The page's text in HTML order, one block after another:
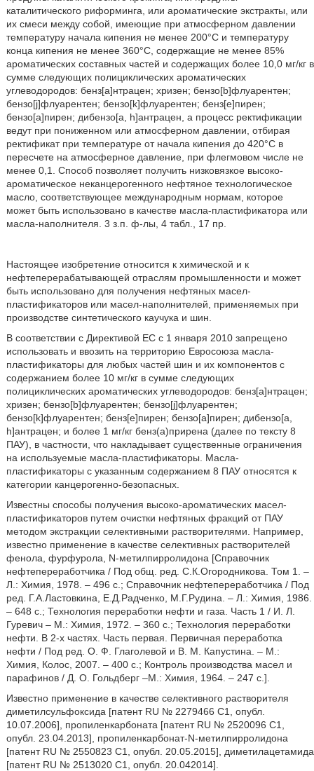
каталитического риформинга, или ароматические экстракты, или
их смеси между собой, имеющие при атмосферном давлении
температуру начала кипения не менее 200°С и температуру
конца кипения не менее 360°С, содержащие не менее 85%
ароматических составных частей и содержащих более 10,0 мг/кг в
сумме следующих полициклических ароматических
углеводородов: бенз[а]нтрацен; хризен; бензо[b]флуарентен;
бензо[j]флуарентен; бензо[k]флуарентен; бенз[е]пирен;
бензо[а]пирен; дибензо[a, h]антрацен, а процесс ректификации
ведут при пониженном или атмосферном давлении, отбирая
ректификат при температуре от начала кипения до 420°С в
пересчете на атмосферное давление, при флегмовом числе не
менее 0,1. Способ позволяет получить низковязкое высоко-
ароматическое неканцерогенного нефтяное технологическое
масло, соответствующее международным нормам, которое
может быть использовано в качестве масла-пластификатора или
масла-наполнителя. 3 з.п. ф-лы, 4 табл., 17 пр.
Настоящее изобретение относится к химической и к
нефтеперерабатывающей отраслям промышленности и может
быть использовано для получения нефтяных масел-
пластификаторов или масел-наполнителей, применяемых при
производстве синтетического каучука и шин.
В соответствии с Директивой ЕС с 1 января 2010 запрещено
использовать и ввозить на территорию Евросоюза масла-
пластификаторы для любых частей шин и их компонентов с
содержанием более 10 мг/кг в сумме следующих
полициклических ароматических углеводородов: бенз[а]нтрацен;
хризен; бензо[b]флуарентен; бензо[j]флуарентен;
бензо[k]флуарентен; бенз[е]пирен; бензо[а]пирен; дибензо[a,
h]антрацен; и более 1 мг/кг бенз(а)прирена (далее по тексту 8
ПАУ), в частности, что накладывает существенные ограничения
на используемые масла-пластификаторы. Масла-
пластификаторы с указанным содержанием 8 ПАУ относятся к
категории канцерогенно-безопасных.
Известны способы получения высоко-ароматических масел-
пластификаторов путем очистки нефтяных фракций от ПАУ
методом экстракции селективными растворителями. Например,
известно применение в качестве селективных растворителей
фенола, фурфурола, N-метилпирролидона [Справочник
нефтепереработчика / Под общ. ред. С.К.Огородникова. Том 1. –
Л.: Химия, 1978. – 496 с.; Справочник нефтепереработчика / Под
ред. Г.А.Ластовкина, Е.Д.Радченко, М.Г.Рудина. – Л.: Химия, 1986.
– 648 с.; Технология переработки нефти и газа. Часть 1 / И. Л.
Гуревич – М.: Химия, 1972. – 360 с.; Технология переработки
нефти. В 2-х частях. Часть первая. Первичная переработка
нефти / Под ред. О. Ф. Глаголевой и В. М. Капустина. – М.:
Химия, Колос, 2007. – 400 с.; Контроль производства масел и
парафинов / Д. О. Гольдберг –М.: Химия, 1964. – 247 с.].
Известно применение в качестве селективного растворителя
диметилсульфоксида [патент RU № 2279466 C1, опубл.
10.07.2006], пропиленкарбоната [патент RU № 2520096 С1,
опубл. 23.04.2013], пропиленкарбонат-N-метилпирролидона
[патент RU № 2550823 С1, опубл. 20.05.2015], диметилацетамида
[патент RU № 2513020 С1, опубл. 20.042014].